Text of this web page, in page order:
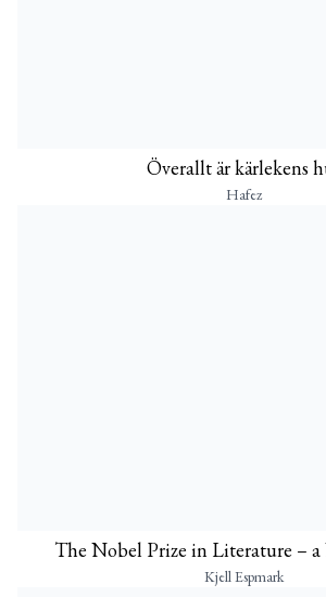
Överallt är kärlekens
Hafez
The Nobel Prize in Literature –
Kjell Espmark